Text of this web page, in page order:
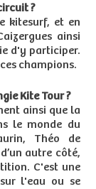
?
kitesurf, et en
ainsi
d'y participer.
champions.
Kite Tour ?
ainsi que la
le monde du
Théo de
autre côté,
C'est une
l'eau ou se